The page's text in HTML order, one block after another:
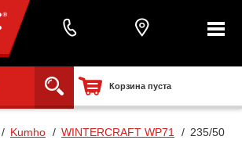
Корзина пуста
Kumho WINTERCRAFT WP71
235/50